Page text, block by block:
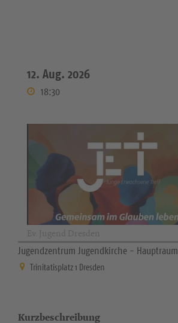
12. Aug. 2026
18:30
Jugendzentrum Jugendkirche - Hauptraum
Trinitatisplatz 1 Dresden
Kurzbeschreibung